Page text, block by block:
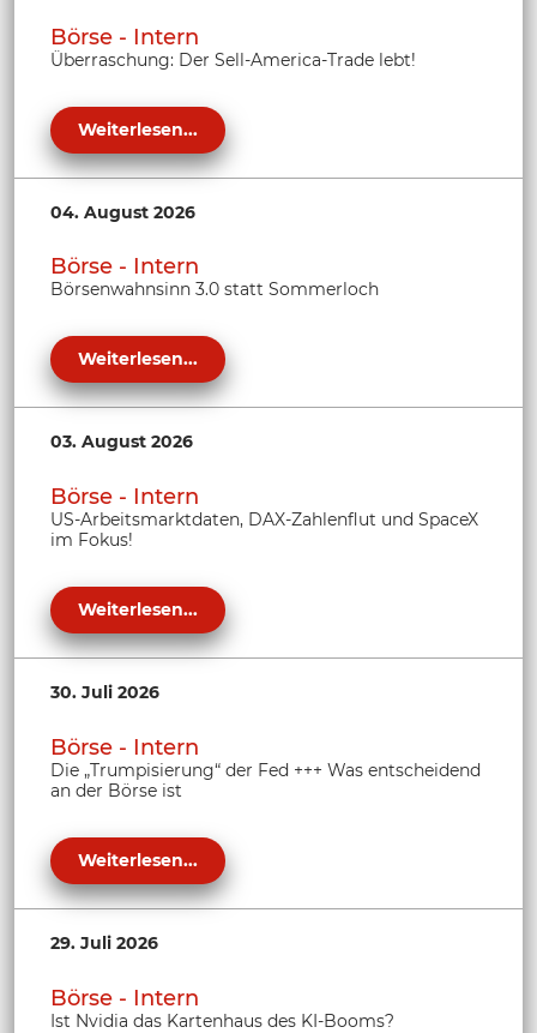
Börse - Intern
Überraschung: Der Sell-America-Trade lebt!
Weiterlesen...
04. August 2026
Börse - Intern
Börsenwahnsinn 3.0 statt Sommerloch
Weiterlesen...
03. August 2026
Börse - Intern
US-Arbeitsmarktdaten, DAX-Zahlenflut und SpaceX
im Fokus!
Weiterlesen...
30. Juli 2026
Börse - Intern
Die „Trumpisierung“ der Fed +++ Was entscheidend
an der Börse ist
Weiterlesen...
29. Juli 2026
Börse - Intern
Ist Nvidia das Kartenhaus des KI-Booms?